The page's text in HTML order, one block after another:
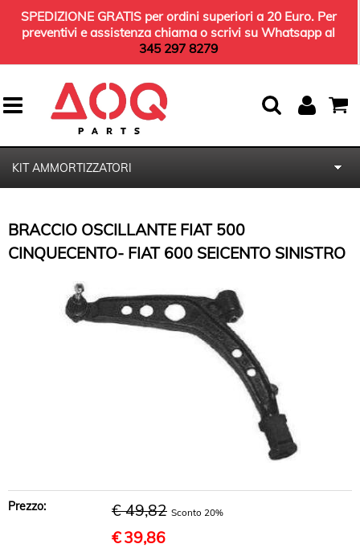
SPEDIZIONE GRATIS per ordini superiori a 20 Euro. Per
preventivi e assistenza chiama o scrivi su Whatsapp al
345 297 8279
KIT TERGICRISTALLI
KIT TAGLIANDO
KIT AMMORTIZZATORI
INFO UTILI
BRACCIO OSCILLANTE FIAT 500
CINQUECENTO- FIAT 600 SEICENTO SINISTRO
Prezzo: € 49,82 Sconto 20%
€39,86